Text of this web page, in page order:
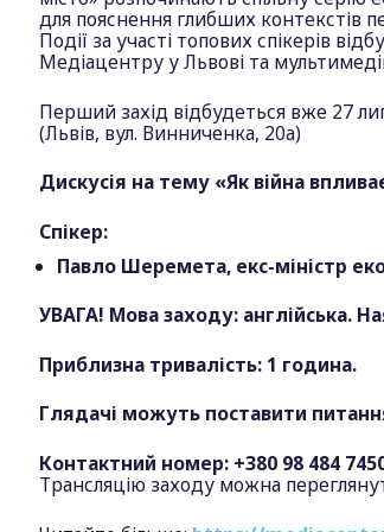
для пояснення глибших контекстів
Події за участі топових спікерів
Медіацентру у Львові та
Перший захід відбудеться вже 27
(Львів, вул. Винниченка, 20а)
Дискусія на тему «Як війна
Спікер:
Павло Шеремета, екс-міністр
УВАГА! Мова заходу: англійська.
Приблизна тривалість: 1 година.
Глядачі можуть поставити
Контактний номер: +380 98 484
Трансляцію заходу можна